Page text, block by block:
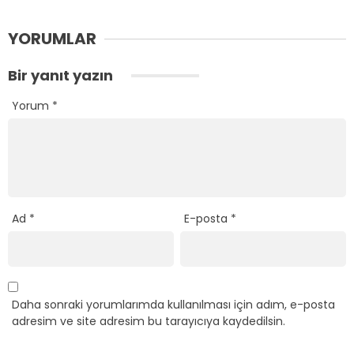
YORUMLAR
Bir yanıt yazın
Yorum *
Ad * E-posta *
Daha sonraki yorumlarımda kullanılması için adım, e-posta
adresim ve site adresim bu tarayıcıya kaydedilsin.